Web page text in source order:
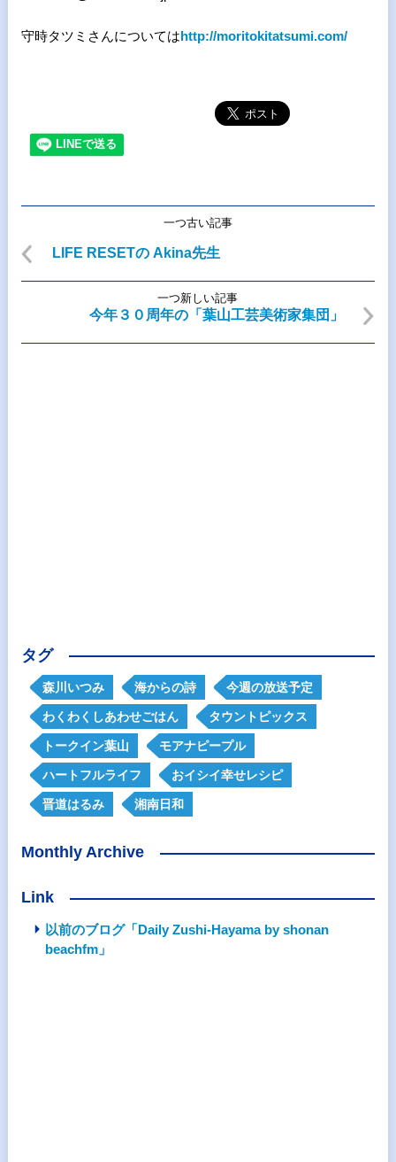
守時タツミさんについてはhttp://moritokitatsumi.com/
一つ古い記事
LIFE RESETの Akina先生
一つ新しい記事
今年３０周年の「葉山工芸美術家集団」
タグ
森川いつみ 海からの詩 今週の放送予定
わくわくしあわせごはん タウントピックス
トークイン葉山 モアナピープル
ハートフルライフ おイシイ幸せレシピ
晋道はるみ 湘南日和
Monthly Archive
Link
以前のブログ「Daily Zushi-Hayama by shonan
beachfm」